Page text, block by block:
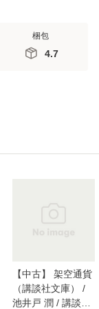
梱包
4.7
【中古】 架空通貨
（講談社文庫） /
池井戸 潤 / 講談社